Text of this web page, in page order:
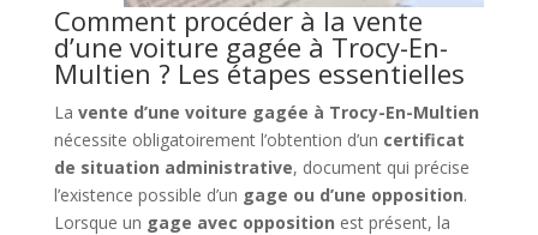
Comment procéder à la vente
d’une voiture gagée à Trocy-En-
Multien ? Les étapes essentielles
La vente d’une voiture gagée à Trocy-En-Multien
nécessite obligatoirement l’obtention d’un certificat
de situation administrative, document qui précise
l’existence possible d’un gage ou d’une opposition.
Lorsque un gage avec opposition est présent, la